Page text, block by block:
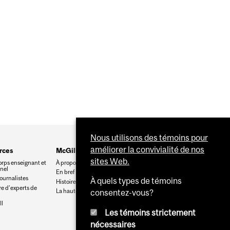
enseignant et
d’experts de
McGill
À propos de McGill
En bref
Histoire
La haute direction
Nous utilisons des témoins pour
améliorer la convivialité de nos
sites Web.
À quels types de témoins
consentez-vous?
Les témoins strictement
nécessaires